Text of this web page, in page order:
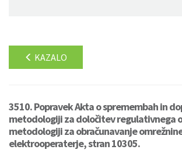
KAZALO
3510. Popravek Akta o spremembah in
metodologiji za določitev regulativnega
metodologiji za obračunavanje
elektrooperaterje, stran 10305.